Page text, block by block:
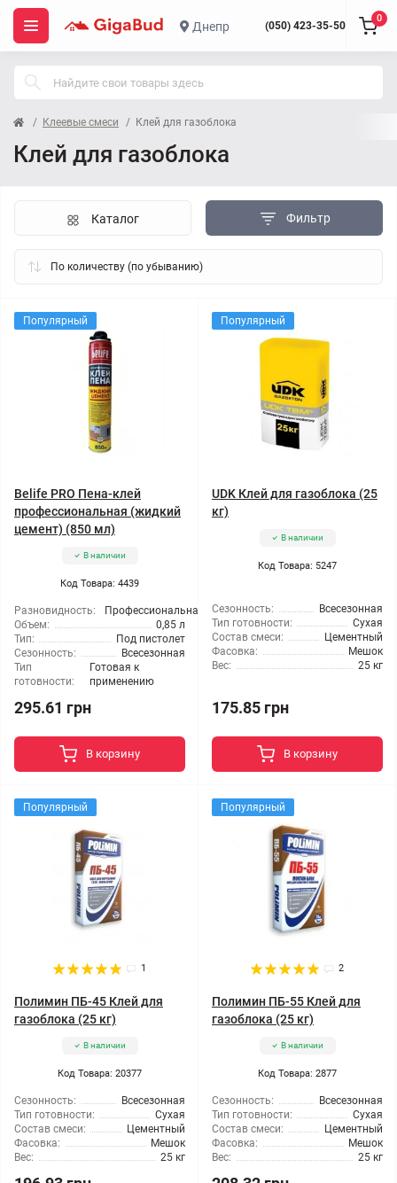
Днепр (050) 423-35-50
0
Клеевые смеси Клей для газоблока
Клей для газоблока
Фильтр
Каталог
Популярный
Belife PRO Пена-клей
профессиональная (жидкий
цемент) (850 мл)
В наличии
Код Товара: 4439
Разновидность:
Профессиональная
Объем:
0,85 л
Тип:
Под пистолет
Сезонность:
Всесезонная
Тип
готовности:
Готовая к
применению
295.61 грн
В корзину
Популярный
UDK Клей для газоблока (25
кг)
В наличии
Код Товара: 5247
Сезонность:
Всесезонная
Тип готовности:
Сухая
Состав смеси:
Цементный
Фасовка:
Мешок
Вес:
25 кг
175.85 грн
В корзину
Популярный
1
Полимин ПБ-45 Клей для
газоблока (25 кг)
В наличии
Код Товара: 20377
Сезонность:
Всесезонная
Тип готовности:
Сухая
Состав смеси:
Цементный
Фасовка:
Мешок
Вес:
25 кг
Популярный
2
Полимин ПБ-55 Клей для
газоблока (25 кг)
В наличии
Код Товара: 2877
Сезонность:
Всесезонная
Тип готовности:
Сухая
Состав смеси:
Цементный
Фасовка:
Мешок
Вес:
25 кг